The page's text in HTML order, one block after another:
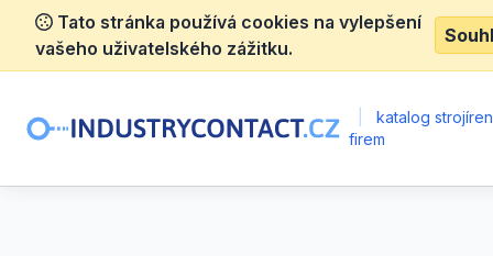
Tato stránka používá cookies na vylepšení
vašeho uživatelského zážitku.
katalog
firem